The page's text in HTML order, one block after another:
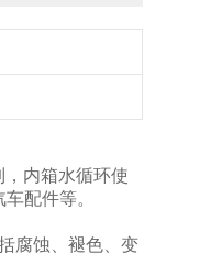
内箱水循环使
配件等。
腐蚀、褪色、变